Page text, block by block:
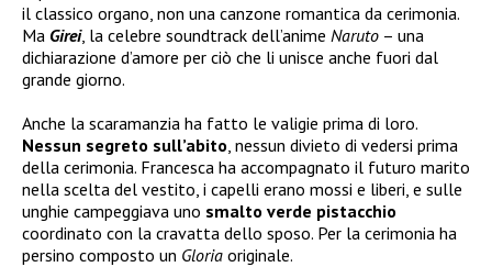
il classico organo, non una canzone romantica da cerimonia.
Ma Girei, la celebre soundtrack dell’anime Naruto – una
dichiarazione d’amore per ciò che li unisce anche fuori dal
grande giorno.
Anche la scaramanzia ha fatto le valigie prima di loro.
Nessun segreto sull’abito , nessun divieto di vedersi prima
della cerimonia. Francesca ha accompagnato il futuro marito
nella scelta del vestito, i capelli erano mossi e liberi, e sulle
unghie campeggiava uno smalto verde pistacchio
coordinato con la cravatta dello sposo. Per la cerimonia ha
persino composto un Gloria originale.